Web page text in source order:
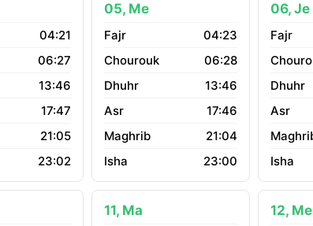
04:21
06:27
13:46
17:47
21:05
23:02
05, Me
04:23
06:28
13:46
17:46
21:04
23:00
06, Je
11, Ma 12, Me